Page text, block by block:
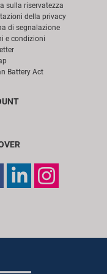
sulla riservatezza
della privacy
di segnalazione
e condizioni
Battery Act